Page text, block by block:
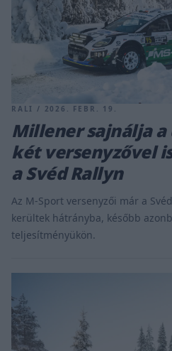
RALI / 2026. FEBR. 19.
Millener sajnálja
két versenyzővel
a Svéd Rallyn
Az M-Sport versenyzői már a
kerültek hátrányba, később
teljesítményükön.